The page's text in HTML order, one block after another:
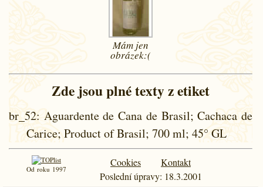
Mám jen
obrázek:(
Zde jsou plné texty z etiket
br_52: Aguardente de Cana de Brasil; Cachaca de
Carice; Product of Brasil; 700 ml; 45° GL
Od roku 1997
Cookies
Kontakt
Poslední úpravy: 18.3.2001